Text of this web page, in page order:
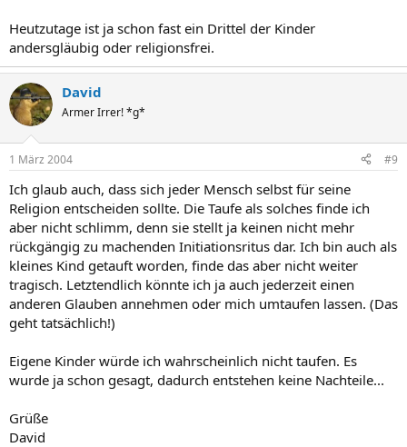
Heutzutage ist ja schon fast ein Drittel der Kinder
andersgläubig oder religionsfrei.
David
Armer Irrer! *g*
1 März 2004 #9
Ich glaub auch, dass sich jeder Mensch selbst für seine
Religion entscheiden sollte. Die Taufe als solches finde ich
aber nicht schlimm, denn sie stellt ja keinen nicht mehr
rückgängig zu machenden Initiationsritus dar. Ich bin auch als
kleines Kind getauft worden, finde das aber nicht weiter
tragisch. Letztendlich könnte ich ja auch jederzeit einen
anderen Glauben annehmen oder mich umtaufen lassen. (Das
geht tatsächlich!)
Eigene Kinder würde ich wahrscheinlich nicht taufen. Es
wurde ja schon gesagt, dadurch entstehen keine Nachteile...
Grüße
David